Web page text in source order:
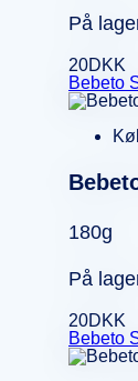
På
20DKK
Bebeto
180g
På
20DKK
Bebeto